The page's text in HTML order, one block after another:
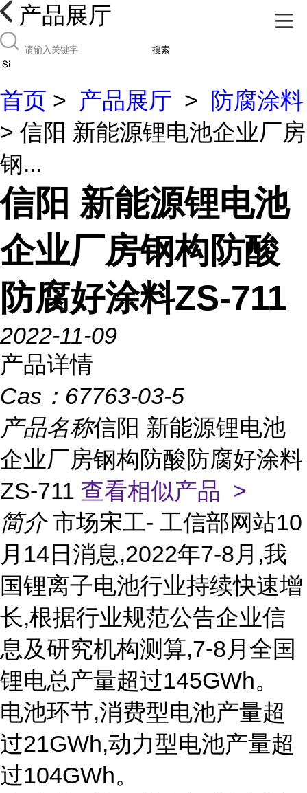
产品展厅
搜索
首页 > 产品展厅 >
防腐涂料
> 信阳 新能源锂电池企业厂房
钢...
信阳 新能源锂电池
企业厂房钢构防酸
防腐好涂料ZS-711
2022-11-09
产品详情
Cas： 67763-03-5
产品名称信阳 新能源锂电池
企业厂房钢构防酸防腐好涂料
ZS-711 查看相似产品 >
简介 市场宋工- 工信部网站10
月14日消息,2022年7-8月,我
国锂离子电池行业持续快速增
长,根据行业规范公告企业信
息及研究机构测算,7-8月全国
锂电总产量超过145GWh。
电池环节,消费型电池产量超
过21GWh,动力型电池产量超
过104GWh。